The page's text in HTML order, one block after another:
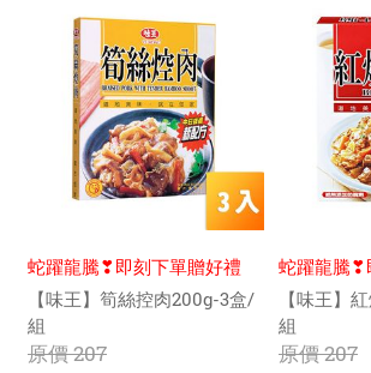
蛇躍龍騰❣即刻下單贈好禮
【味王】筍絲控肉200g-3盒/
組
原價207
蛇躍龍騰❣
【味王】
組
原價207